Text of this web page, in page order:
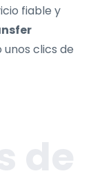
fiable y
unos clics de